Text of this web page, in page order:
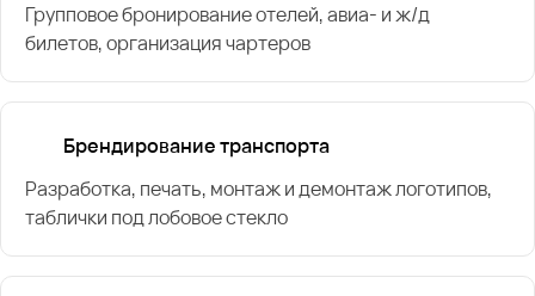
Групповое бронирование отелей, авиа- и ж/д
билетов, организация чартеров
Брендирование транспорта
Разработка, печать, монтаж и демонтаж логотипов,
таблички под лобовое стекло